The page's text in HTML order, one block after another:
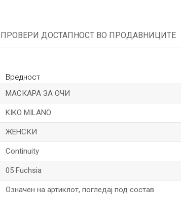
ПРОВЕРИ ДОСТАПНОСТ ВО ПРОДАВНИЦИТЕ
Вредност
МАСКАРА ЗА ОЧИ
KIKO MILANO
ЖЕНСКИ
Continuity
05 Fuchsia
Означен на артиклот, погледај под состав